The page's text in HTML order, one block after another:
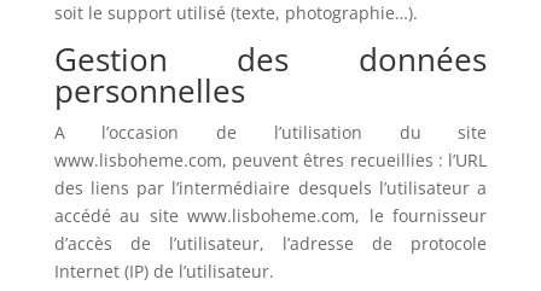
soit le support utilisé (texte, photographie…).
Gestion des données
personnelles
A l’occasion de l’utilisation du site
www.lisboheme.com, peuvent êtres recueillies : l’URL
des liens par l’intermédiaire desquels l’utilisateur a
accédé au site www.lisboheme.com, le fournisseur
d’accès de l’utilisateur, l’adresse de protocole
Internet (IP) de l’utilisateur.